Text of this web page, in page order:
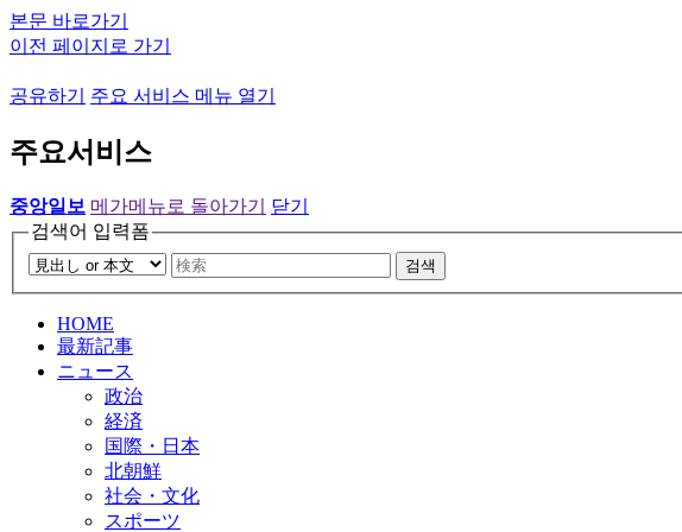
본문 바로가기
이전 페이지로 가기
공유하기 주요 서비스 메뉴 열기
주요서비스
중앙일보 메가메뉴로 돌아가기
닫기
검색어 입력폼
검색
HOME
最新記事
ニュース
政治
経済
国際・日本
北朝鮮
社会・文化
スポーツ